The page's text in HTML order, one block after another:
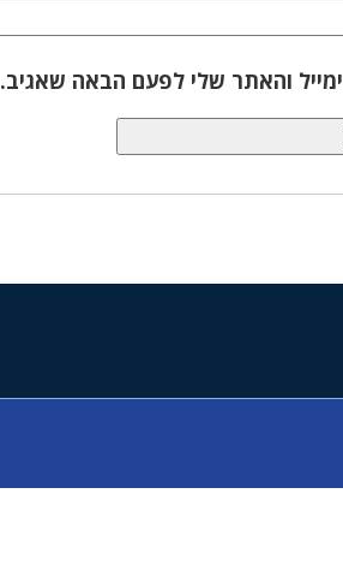
והאתר שלי לפעם הבאה שאגיב.